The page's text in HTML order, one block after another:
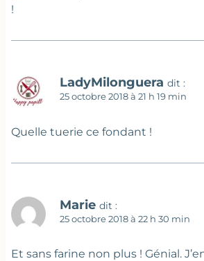
!
LadyMilonguera dit :
25 octobre 2018 à 21 h 19 min
Quelle tuerie ce fondant !
Marie dit :
25 octobre 2018 à 22 h 30 min
Et sans farine non plus ! Génial.